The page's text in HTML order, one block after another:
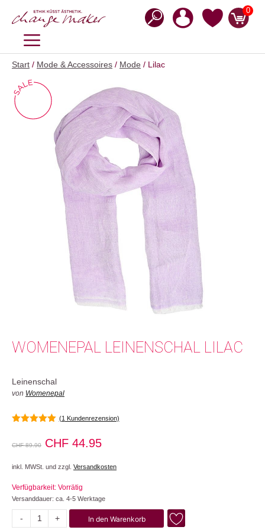
Inhalt
0
MENÜ
Start / Mode & Accessoires / Mode / Lilac
WOMENEPAL LEINENSCHAL LILAC
Leinenschal
von Womenepal
(1 Kundenrezension)
CHF89.90
Ursprünglicher
CHF 89.90
CHF 44.95Aktueller
CHF 44.95.
inkl. MWSt. und zzgl. Versandkosten
Verfügbarkeit: Vorrätig
Versanddauer: ca. 4-5 Werktage
- + In den Warenkorb